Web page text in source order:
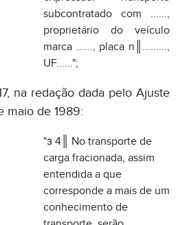
"з 4║ No transporte de
carga fracionada, assim
entendida a que
corresponde a mais de um
conhecimento de
transporte, serão
do inciso X e do з 3║
deste artigo, bem como as
vias dos conhecimentos
mencionadas no inciso III
do artigo 19 e a via
adicional prevista no